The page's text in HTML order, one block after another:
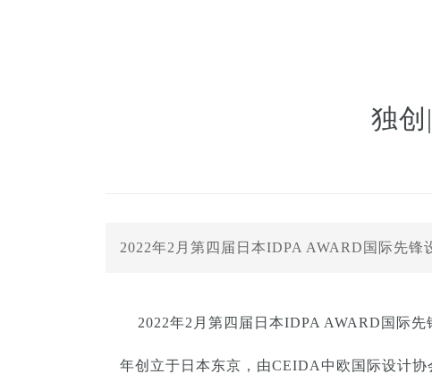
独
2022年2月第四届日本IDPA AWARD国际先
2022年2月第四届日本IDPA AWARD国际先
年创立于日本东京，由CEIDA中欧国际设计